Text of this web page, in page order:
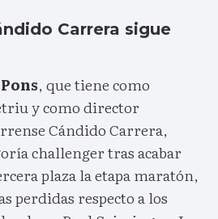
Carrera sigue
, que tiene como
y como director
Cándido Carrera,
challenger tras acabar
plaza la etapa maratón,
perdidas respecto a los